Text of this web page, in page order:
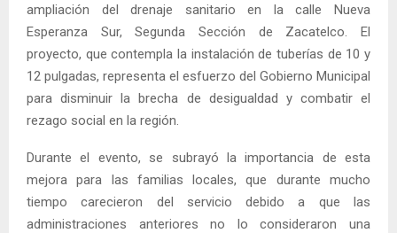
ampliación del drenaje sanitario en la calle Nueva
Esperanza Sur, Segunda Sección de Zacatelco. El
proyecto, que contempla la instalación de tuberías de 10 y
12 pulgadas, representa el esfuerzo del Gobierno Municipal
para disminuir la brecha de desigualdad y combatir el
rezago social en la región.
Durante el evento, se subrayó la importancia de esta
mejora para las familias locales, que durante mucho
tiempo carecieron del servicio debido a que las
administraciones anteriores no lo consideraron una